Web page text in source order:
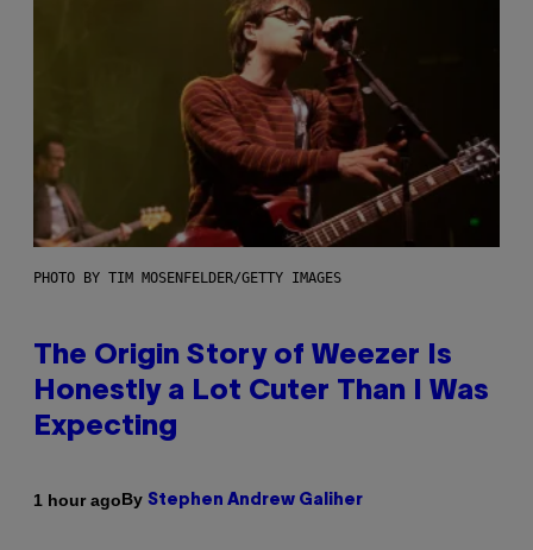
PHOTO BY TIM MOSENFELDER/GETTY IMAGES
The Origin Story of Weezer Is
Honestly a Lot Cuter Than I Was
Expecting
1 hour agoBy Stephen Andrew Galiher